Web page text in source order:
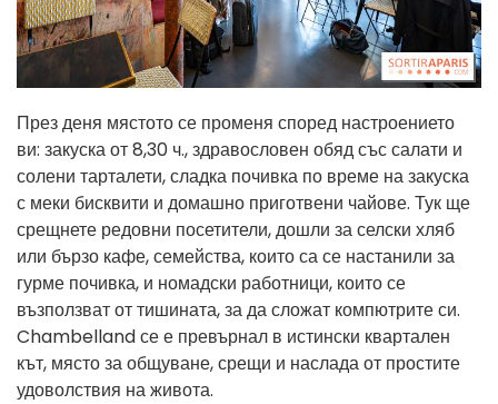
През деня мястото се променя според настроението
ви: закуска от 8,30 ч., здравословен обяд със салати и
солени тарталети, сладка почивка по време на закуска
с меки бисквити и домашно приготвени чайове. Тук ще
срещнете редовни посетители, дошли за селски хляб
или бързо кафе, семейства, които са се настанили за
гурме почивка, и номадски работници, които се
възползват от тишината, за да сложат компютрите си.
Chambelland се е превърнал в истински квартален
кът, място за общуване, срещи и наслада от простите
удоволствия на живота.